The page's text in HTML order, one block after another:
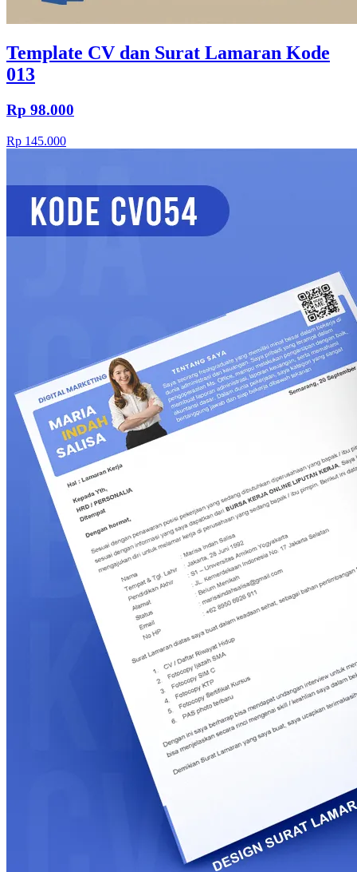
Template CV dan Surat Lamaran Kode
013
Rp 98.000
Rp 145.000